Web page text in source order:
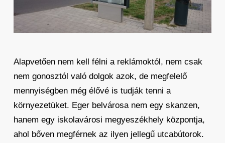
Alapvetően nem kell félni a reklámoktól, nem csak
nem gonosztól való dolgok azok, de megfelelő
mennyiségben még élővé is tudják tenni a
környezetüket. Eger belvárosa nem egy skanzen,
hanem egy iskolavárosi megyeszékhely központja,
ahol bőven megférnek az ilyen jellegű utcabútorok.